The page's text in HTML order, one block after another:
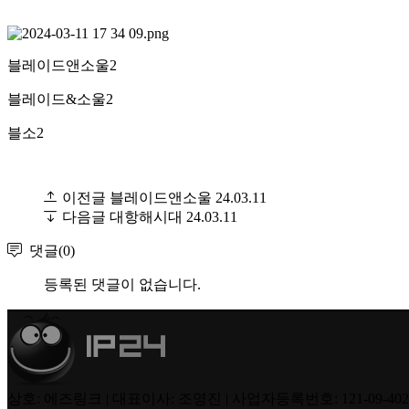
블레이드앤소울2
블레이드&소울2
블소2
이전글 블레이드앤소울 24.03.11
다음글 대항해시대 24.03.11
댓글(0)
등록된 댓글이 없습니다.